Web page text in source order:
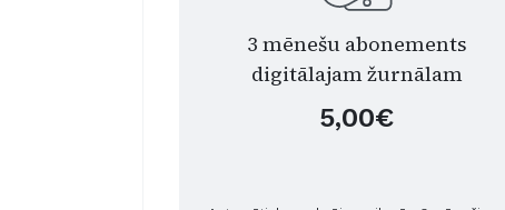
3 mēnešu abonements
digitālajam žurnālam
5,00€